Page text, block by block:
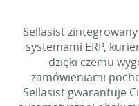
Sellasist
systemami ERP,
dzięki czemu
zamówieniami
Sellasist gwarantuje